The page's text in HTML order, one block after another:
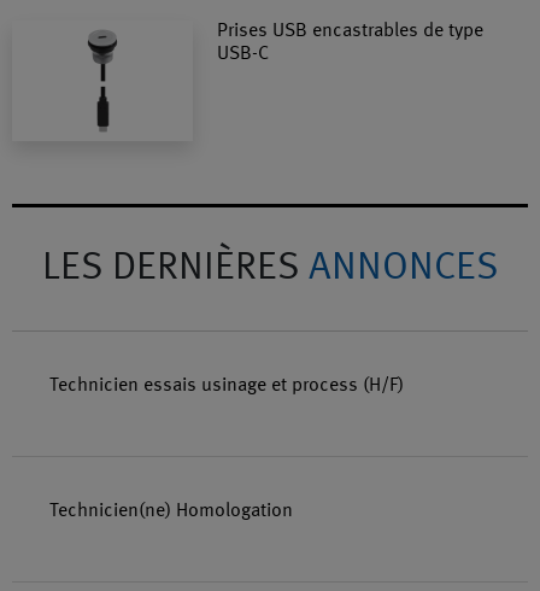
Prises USB encastrables de type
USB-C
LES DERNIÈRES ANNONCES
Technicien essais usinage et process (H/F)
Technicien(ne) Homologation